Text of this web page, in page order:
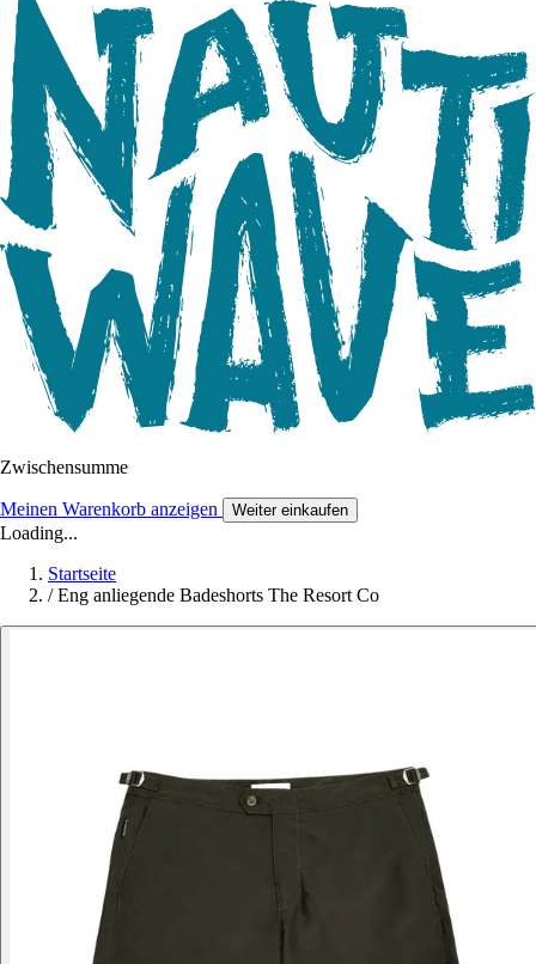
Zwischensumme
Meinen Warenkorb anzeigen Weiter einkaufen
Loading...
Startseite
/ Eng anliegende Badeshorts The Resort Co